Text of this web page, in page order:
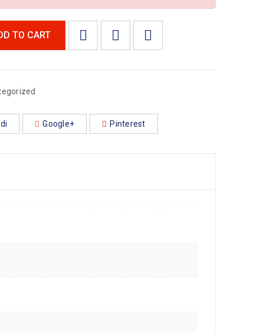
TO CART
Google+ Pinterest